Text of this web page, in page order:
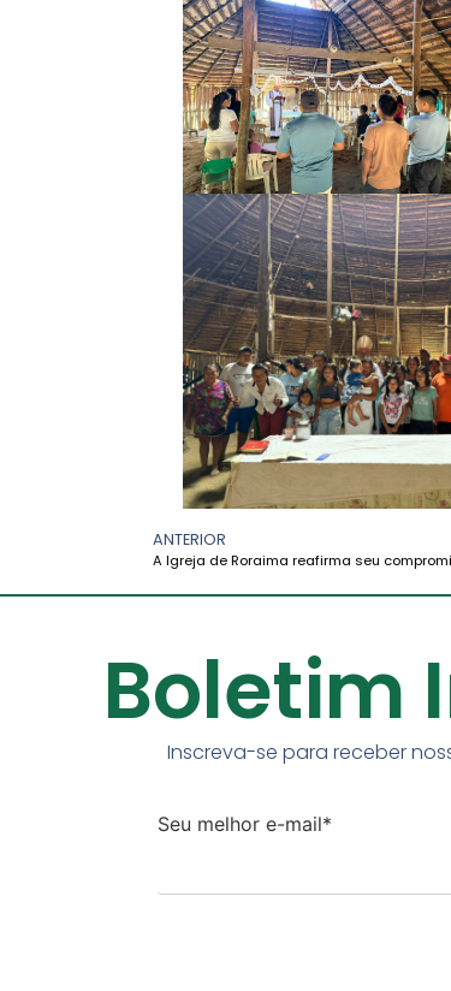
ANTERIOR
Boletim
Inscreva-se para receber
Seu melhor e-mail*